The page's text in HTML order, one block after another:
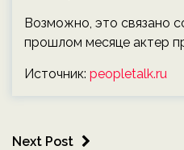
Возможно, это связано
прошлом месяце актер
Источник: peopletalk.ru
Next Post